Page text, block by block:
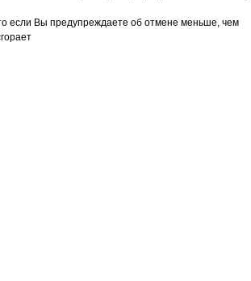
если Вы предупреждаете об отмене меньше, чем